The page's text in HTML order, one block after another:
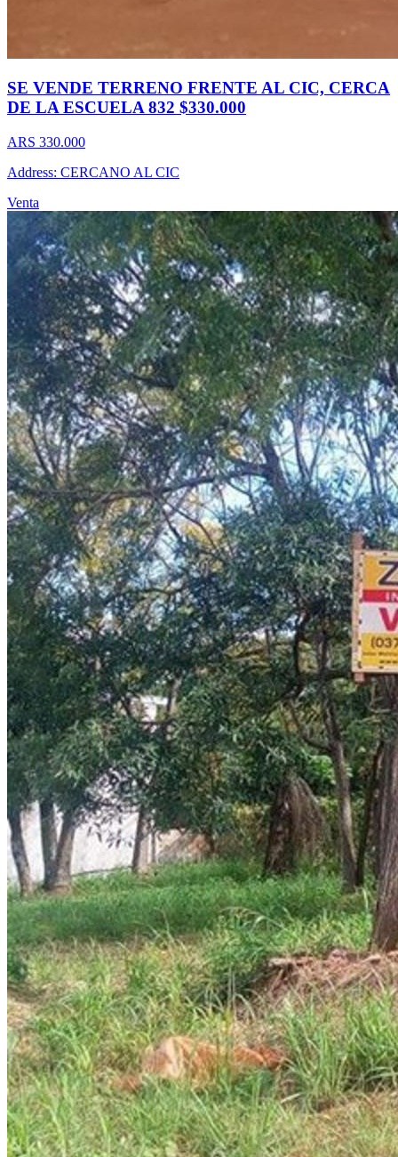
SE VENDE TERRENO FRENTE AL CIC, CERCA
DE LA ESCUELA 832 $330.000
ARS 330.000
Address: CERCANO AL CIC
Venta